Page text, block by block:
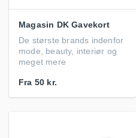
Magasin DK Gavekort
De største brands indenfor
mode, beauty, interiør og
meget mere
Fra 50 kr.